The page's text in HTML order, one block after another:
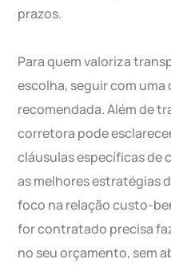
prazos.
Para quem valoriza
escolha, seguir com
recomendada. Além de
corretora pode
cláusulas específicas de
as melhores estratégias
foco na relação custo-
for contratado precisa
no seu orçamento, sem